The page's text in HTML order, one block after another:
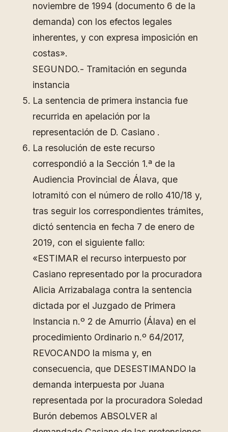
noviembre de 1994 (documento 6 de la
demanda) con los efectos legales
inherentes, y con expresa imposición en
costas».
SEGUNDO.- Tramitación en segunda
instancia
La sentencia de primera instancia fue
recurrida en apelación por la
representación de D. Casiano .
La resolución de este recurso
correspondió a la Sección 1.ª de la
Audiencia Provincial de Álava, que
lotramitó con el número de rollo 410/18 y,
tras seguir los correspondientes trámites,
dictó sentencia en fecha 7 de enero de
2019, con el siguiente fallo:
«ESTIMAR el recurso interpuesto por
Casiano representado por la procuradora
Alicia Arrizabalaga contra la sentencia
dictada por el Juzgado de Primera
Instancia n.º 2 de Amurrio (Álava) en el
procedimiento Ordinario n.º 64/2017,
REVOCANDO la misma y, en
consecuencia, que DESESTIMANDO la
demanda interpuesta por Juana
representada por la procuradora Soledad
Burón debemos ABSOLVER al